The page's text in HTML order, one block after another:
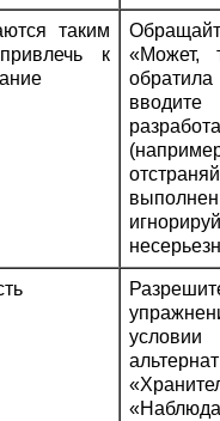
таким
к
«Может,